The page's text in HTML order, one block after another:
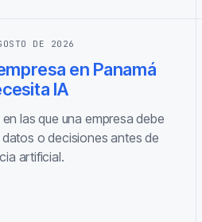
DE 2026
en Panamá
IA
las que una empresa debe
o decisiones antes de
artificial.